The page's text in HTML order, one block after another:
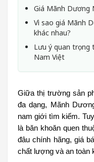
Giá Mãnh Dương
Vì sao giá Mãnh
khác nhau?
Lưu ý quan trọng
Nam Việt
Giữa thị trường sản
đa dạng, Mãnh
nam giới tìm kiếm.
là băn khoăn quen
đâu chính hãng, giá
chất lượng và an toàn